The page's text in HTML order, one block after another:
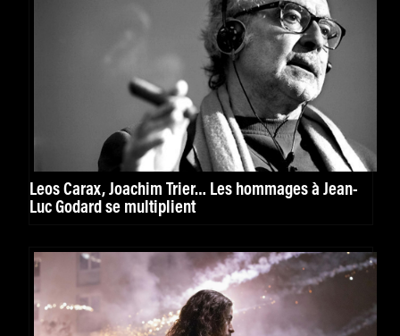
Leos Carax, Joachim Trier… Les hommages à Jean-
Luc Godard se multiplient